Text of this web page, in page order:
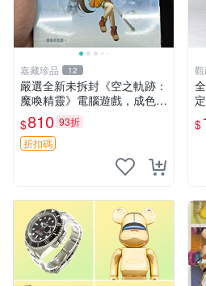
嘉藏珍品 12
嚴選全新未拆封《空之軌跡：
魔喚精靈》電腦遊戲，成色優
異直送家門口。空之軌跡 電
腦游戲 魔呼精靈
$810 93折
折扣碼
$